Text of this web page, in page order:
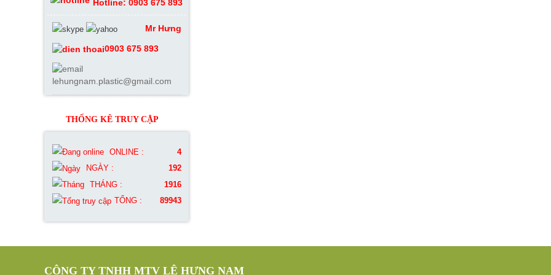
Hotline: 0903 675 893
Mr Hưng
0903 675 893
lehungnam.plastic@gmail.com
THỐNG KÊ TRUY CẬP
ONLINE :
4
NGÀY :
192
THÁNG :
1916
TỔNG :
89943
CÔNG TY TNHH MTV LÊ HƯNG NAM